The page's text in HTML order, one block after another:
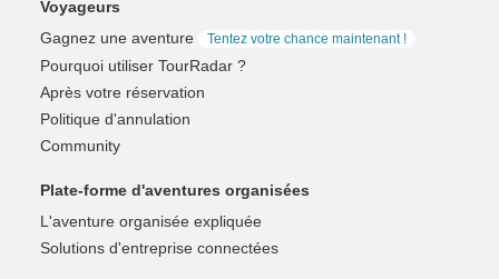
Voyageurs
Gagnez une aventure
Tentez votre chance maintenant !
Pourquoi utiliser TourRadar ?
Après votre réservation
Politique d'annulation
Community
Plate-forme d'aventures organisées
L'aventure organisée expliquée
Solutions d'entreprise connectées